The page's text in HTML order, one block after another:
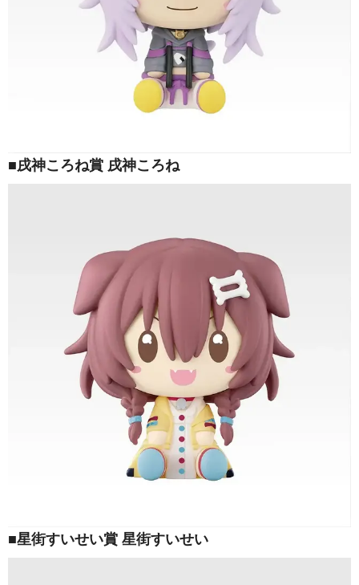
■戌神ころね賞 戌神ころね
■星街すいせい賞 星街すいせい